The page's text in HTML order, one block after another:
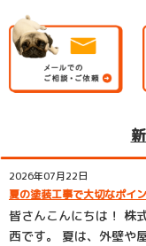
2026年07月22日
夏の塗装工事で大切なポイ
皆さんこんにちは！ 株
西です。 夏は、外壁や